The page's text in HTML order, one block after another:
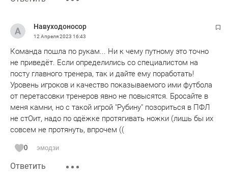
Навуходоносор
12 Апреля 2023 16:43
Команда пошла по рукам... Ни к чему путному это точно
не приведёт. Если определились со специалистом на
посту главного тренера, так и дайте ему поработать!
Уровень игроков и качество показываемого ими футбола
от перетасовки тренеров явно не повысятся. Бросайте в
меня камни, но с такой игрой "Рубину" позориться в ПФЛ
не стОит, надо по одёжке протягивать ножки (лишь бы их
совсем не протянуть, впрочем ((
0 эмодзи
Ответить